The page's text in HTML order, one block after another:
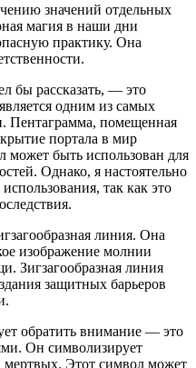
значений отдельных
магия в наши дни
практику. Она
бы рассказать, — это
одним из самых
Пентаграмма, помещенная
портала в мир
может быть использован для
Однако, я настоятельно
так как это
линия. Она
изображение молнии
Зигзагообразная линия
защитных барьеров
обратить внимание — это
Он символизирует
Этот символ может